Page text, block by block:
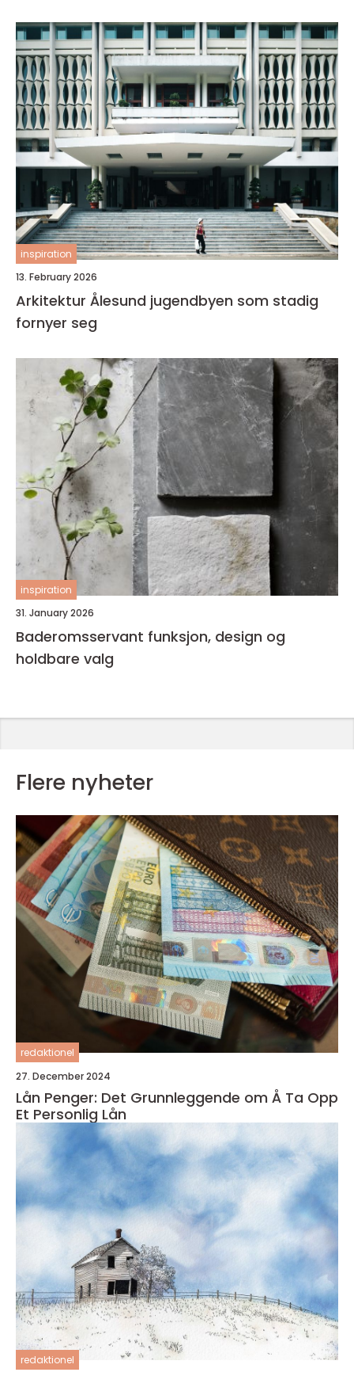
inspiration
13. February 2026
Arkitektur Ålesund jugendbyen som stadig
fornyer seg
inspiration
31. January 2026
Baderomsservant funksjon, design og
holdbare valg
Flere nyheter
redaktionel
27. December 2024
Lån Penger: Det Grunnleggende om Å Ta Opp
Et Personlig Lån
redaktionel